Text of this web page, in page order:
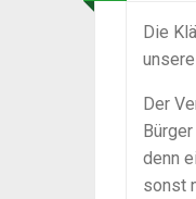
Die
Der
denn
sonst